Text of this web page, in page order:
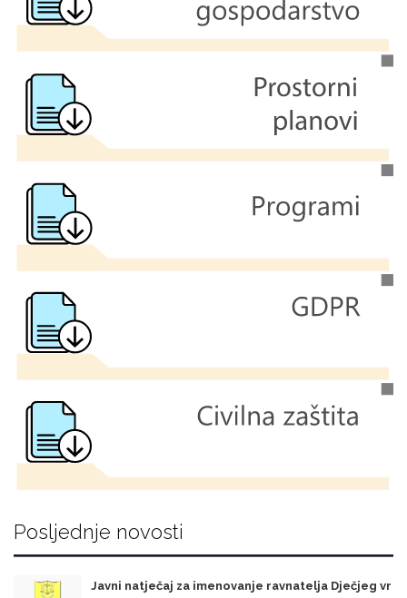
Posljednje novosti
Javni natječaj za imenovanje ravnatelja Dječjeg vr